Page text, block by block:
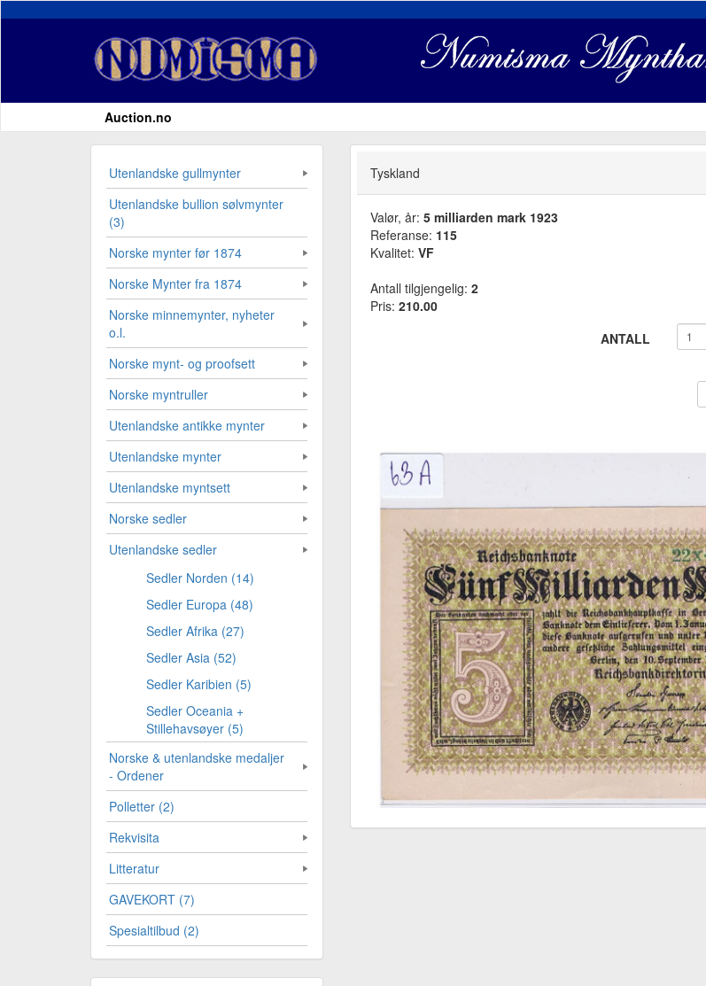
Auction.no
Utenlandske gullmynter
Utenlandske bullion sølvmynter
(3)
Norske mynter før 1874
Norske Mynter fra 1874
Norske minnemynter, nyheter
o.l.
Norske mynt- og proofsett
Norske myntruller
Utenlandske antikke mynter
Utenlandske mynter
Utenlandske myntsett
Norske sedler
Utenlandske sedler
Sedler Norden (14)
Sedler Europa (48)
Sedler Afrika (27)
Sedler Asia (52)
Sedler Karibien (5)
Sedler Oceania +
Stillehavsøyer (5)
Norske & utenlandske medaljer
- Ordener
Polletter (2)
Rekvisita
Litteratur
GAVEKORT (7)
Spesialtilbud (2)
Tyskland
Valør, år: 5 milliarden mark 1923
Referanse: 115
Kvalitet: VF
Antall tilgjengelig: 2
Pris: 210.00
ANTALL